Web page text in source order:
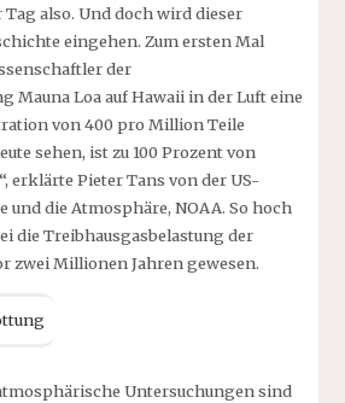
also. Und doch wird dieser
eingehen. Zum ersten Mal
der
Mauna Loa auf Hawaii in der Luft eine
von 400 pro Million Teile
sehen, ist zu 100 Prozent von
erklärte Pieter Tans von der US-
und die Atmosphäre, NOAA. So hoch
die Treibhausgasbelastung der
zwei Millionen Jahren gewesen.
Untersuchungen sind